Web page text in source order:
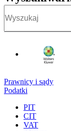
Prawnicy i sądy
Podatki
PIT
CIT
VAT